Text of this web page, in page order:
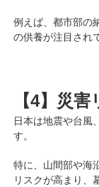
例えば、都市部の
の供養が注目され
【4】災
日本は地震や台風
す。
特に、山間部や海
リスクが高まり、